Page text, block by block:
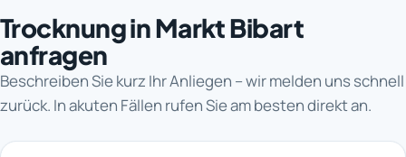
Trocknung in Markt Bibart
anfragen
Beschreiben Sie kurz Ihr Anliegen – wir melden uns schnell
zurück. In akuten Fällen rufen Sie am besten direkt an.